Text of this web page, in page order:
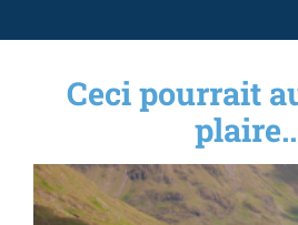
Ceci pourrait